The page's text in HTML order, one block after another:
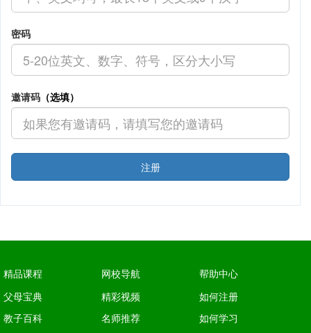
密码
邀请码 （选填）
注册
精品课程
父母宝典
教子百科
网校导航
精彩视频
名师推荐
帮助中心
如何注册
如何学习